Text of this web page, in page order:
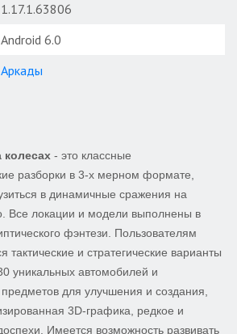
1.17.1.63806
Android 6.0
Аркады
колесах - это классные
разборки в 3-х мерном формате,
в динамичные сражения на
Все локации и модели выполнены в
фэнтези. Пользователям
тактические и стратегические варианты
уникальных автомобилей и
для улучшения и создания,
3D-графика, редкое и
Имеется возможность развивать